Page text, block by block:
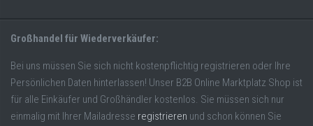
Großhandel für Wiederverkäufer:
Bei uns müssen Sie sich nicht kostenpflichtig registrieren oder Ihre
Persönlichen Daten hinterlassen! Unser B2B Online Marktplatz Shop ist
für alle Einkäufer und Großhändler kostenlos. Sie müssen sich nur
einmalig mit Ihrer Mailadresse registrieren und schon können Sie